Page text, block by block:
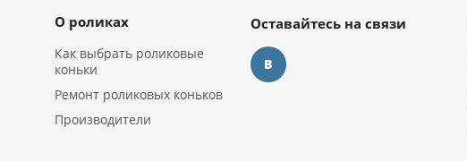
О роликах
Как выбрать роликовые
коньки
Ремонт роликовых коньков
Производители
Оставайтесь на связи